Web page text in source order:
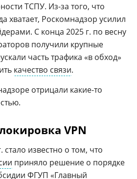
ТСПУ. Из-за того, что
хватает, Роскомнадзор усилил
С конца 2025 г. по весну
получили крупные
часть трафика «в обход»
качество связи.
отрицали какие-то
VPN
стало известно о том, что
приняло решение о порядке
ФГУП «Главный